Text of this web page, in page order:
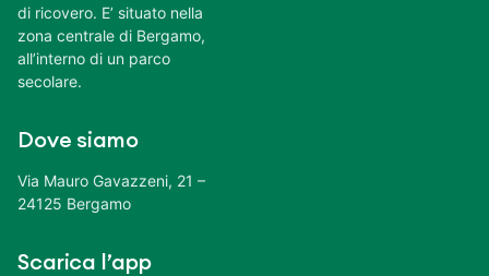
di ricovero. E’ situato nella
zona centrale di Bergamo,
all’interno di un parco
secolare.
Dove siamo
Via Mauro Gavazzeni, 21 –
24125 Bergamo
Scarica l’app